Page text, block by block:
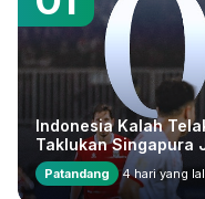
Indonesia Kalah
Taklukan Singapura
Patandang 4 hari yang